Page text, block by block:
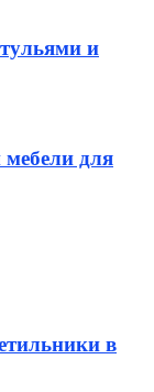
и
для
в